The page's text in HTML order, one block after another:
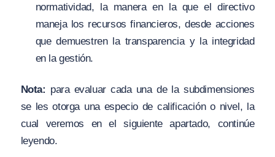
normatividad, la manera en la que el directivo
maneja los recursos financieros, desde acciones
que demuestren la transparencia y la integridad
en la gestión.
Nota: para evaluar cada una de la subdimensiones
se les otorga una especio de calificación o nivel, la
cual veremos en el siguiente apartado, continúe
leyendo.